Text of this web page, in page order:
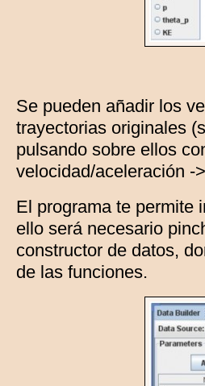
Se pueden añadir los
trayectorias originales
pulsando sobre ellos
velocidad/aceleración -
El programa te permite
ello será necesario
constructor de datos,
de las funciones.